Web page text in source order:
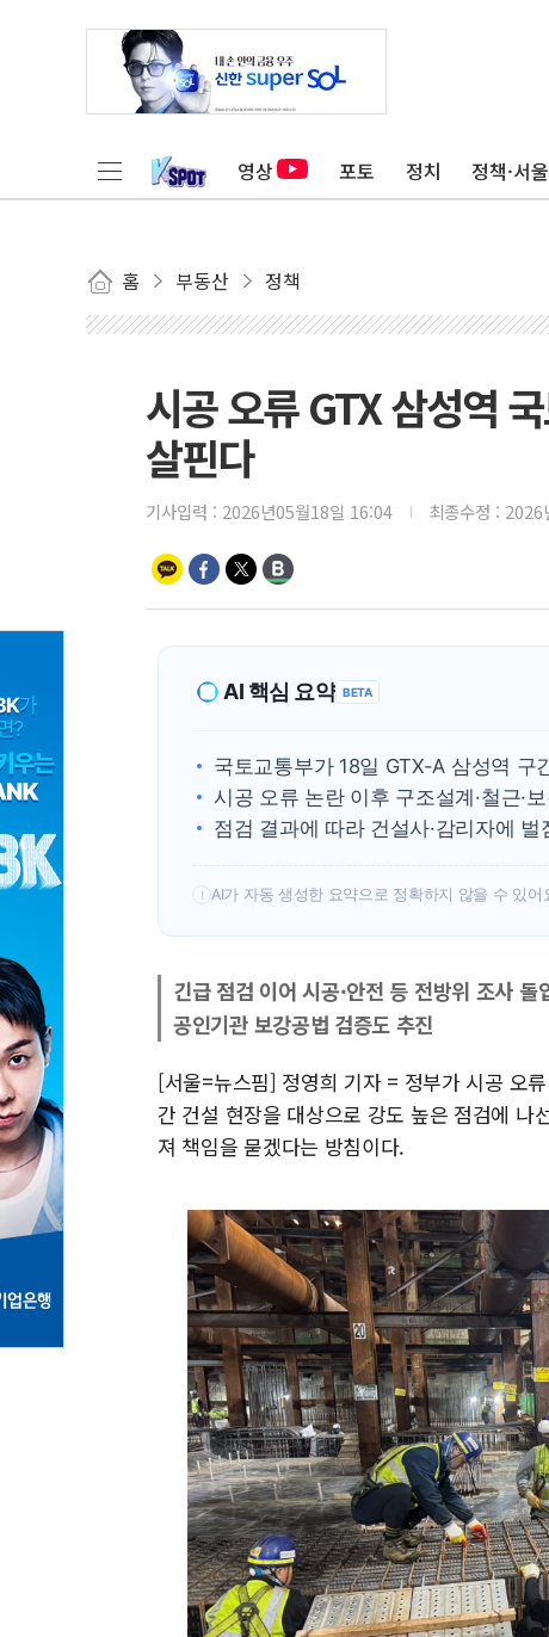
영상 포토 정치 정책·서울
홈 부동산 정책
시공 오류 GTX 삼성역
살핀다
기사입력 : 2026년05월18일 16:04 최종수정 : 2026
AI 핵심 요약 BETA
국토교통부가 18일 GTX-A 삼성역
시공 오류 논란 이후 구조설계·철근·
점검 결과에 따라 건설사·감리자에
! AI가 자동 생성한 요약으로 정확하지 않을 수 있어
긴급 점검 이어 시공·안전 등 전방위 조사 돌
공인기관 보강공법 검증도 추진
[서울=뉴스핌] 정영희 기자 = 정부가 시공 오
간 건설 현장을 대상으로 강도 높은 점검에 나
져 책임을 묻겠다는 방침이다.